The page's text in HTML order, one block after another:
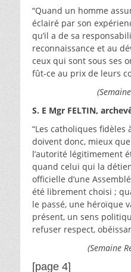
“Quand un homme
éclairé par son
qu’il a de sa
reconnaissance et au
ceux qui sont sous ses
fût-ce au prix de leurs
S. E Mgr FELTIN,
“Les catholiques fidèles
doivent donc, mieux
l’autorité légitimement
quand celui qui la
officielle d’une
été librement choisi ;
le passé, une héroïque
présent, un sens
refuser respect,
(Semaine
[page 4]